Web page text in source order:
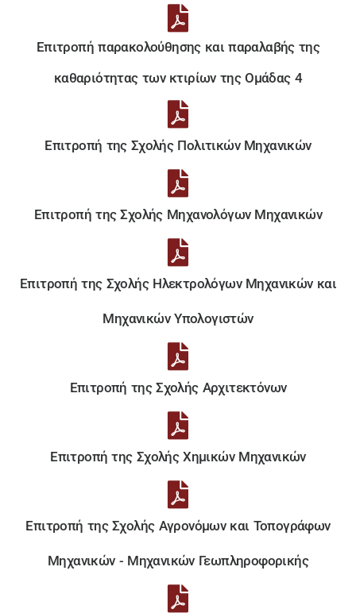
Επιτροπή παρακολούθησης και παραλαβής της
καθαριότητας των κτιρίων της Ομάδας 4
Επιτροπή της Σχολής Πολιτικών Μηχανικών
Επιτροπή της Σχολής Μηχανολόγων Μηχανικών
Επιτροπή της Σχολής Ηλεκτρολόγων Μηχανικών και
Μηχανικών Υπολογιστών
Επιτροπή της Σχολής Αρχιτεκτόνων
Επιτροπή της Σχολής Χημικών Μηχανικών
Επιτροπή της Σχολής Αγρονόμων και Τοπογράφων
Μηχανικών - Μηχανικών Γεωπληροφορικής